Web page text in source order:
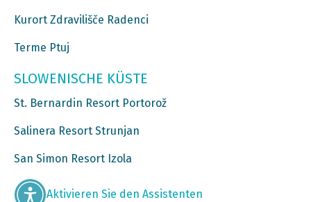
Kurort Zdravilišče Radenci
Terme Ptuj
SLOWENISCHE KÜSTE
St. Bernardin Resort Portorož
Salinera Resort Strunjan
San Simon Resort Izola
Aktivieren Sie den Assistenten